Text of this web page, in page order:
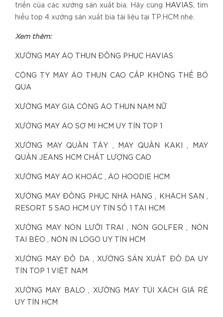
triển của các xưởng sản xuất bìa. Hãy cùng HAVIAS , tìm
hiểu top 4 xưởng sản xuất bìa tài liệu tại TP.HCM nhé.
Xem thêm:
XƯỞNG MAY ÁO THUN ĐỒNG PHỤC HAVIAS
CÔNG TY MAY ÁO THUN CAO CẤP KHÔNG THỂ BỎ
QUA
XƯỞNG MAY GIA CÔNG ÁO THUN NAM NỮ
XƯỞNG MAY ÁO SƠ MI HCM UY TÍN TOP 1
XƯỞNG MAY QUẦN TÂY , MAY QUẦN KAKI , MAY
QUẦN JEANS HCM CHẤT LƯỢNG CAO
XƯỞNG MAY ÁO KHOÁC , ÁO HOODIE HCM
XƯỞNG MAY ĐỒNG PHỤC NHÀ HÀNG , KHÁCH SẠN ,
RESORT 5 SAO HCM UY TÍN SỐ 1 TẠI HCM
XƯỞNG MAY NÓN LƯỠI TRAI , NÓN GOLFER , NÓN
TAI BÈO , NÓN IN LOGO UY TÍN HCM
XƯỞNG MAY ĐỒ DA , XƯỞNG SẢN XUẤT ĐỒ DA UY
TÍN TOP 1 VIỆT NAM
XƯỞNG MAY BALO , XƯỞNG MAY TÚI XÁCH GIÁ RẺ
UY TÍN HCM